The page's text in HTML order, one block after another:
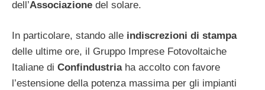
dell’Associazione del solare.
In particolare, stando alle indiscrezioni di stampa
delle ultime ore, il Gruppo Imprese Fotovoltaiche
Italiane di Confindustriaha accolto con favore
l’estensione della potenza massima per gli impianti